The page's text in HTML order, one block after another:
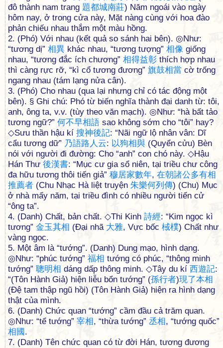
đô thành nam trang 題都城南莊) Năm ngoái vào ngày
hôm nay, ở trong cửa này, Mặt nàng cùng với hoa đào
phản chiếu nhau thắm một màu hồng.
2. (Phó) Với nhau (kết quả so sánh hai bên). ◎Như:
“tương dị” 相異 khác nhau, “tương tượng” 相像 giống
nhau, “tương đắc ích chương” 相得益彰 thích hợp nhau
thì càng rực rỡ, “kì cổ tương đương” 旗鼓相當 cờ trống
ngang nhau (tám lạng nửa cân).
3. (Phó) Cho nhau (qua lại nhưng chỉ có tác động một
bên). § Ghi chú: Phó từ biến nghĩa thành đại danh từ: tôi,
anh, ông ta, v.v. (tùy theo văn mạch). ◎Như: “hà bất tảo
tương ngữ?” 何不早相語 sao không sớm cho “tôi” hay?
◇Sưu thần hậu kí 搜神後記: “Nãi ngữ lộ nhân vân: Dĩ
cẩu tương dữ” 乃語路人 云: 以狗相與 (Quyển cửu) Bèn
nói với người đi đường: Cho “anh” con chó này. ◇Hậu
Hán Thư 後漢書: “Mục cư gia sổ niên, tại triều chư công
đa hữu tương thôi tiến giả” 穆居家數年, 在朝諸公多有相
推薦者 (Chu Nhạc Hà liệt truyện 朱樂何列 傳) (Chu) Mục
ở nhà mấy năm, tại triều đình có nhiều người tiến cử
“ông ta”.
4. (Danh) Chất, bản chất. ◇Thi Kinh 詩經: “Kim ngọc kì
tương” 金玉其相 (Đại nhã 大雅, Vực bốc 棫樸) Chất như
vàng ngọc.
5. Một âm là “tướng”. (Danh) Dung mạo, hình dạng.
◎Như: “phúc tướng” 福相 tướng có phúc, “thông minh
tướng” 聰明相 dáng dấp thông minh. ◇Tây du kí 西遊記:
“(Tôn Hành Giả) hiện liễu bổn tướng” (孫行者)現了本相
(Đệ tam thập ngũ hồi) (Tôn Hành Giả) hiện ra hình dạng
thật của mình.
6. (Danh) Chức quan “tướng” cầm đầu cả trăm quan.
◎Như: “tể tướng” 宰相, “thừa tướng” 丞相, “tướng quốc”
相國.
7. (Danh) Tên chức quan có từ đời Hán, tương đương